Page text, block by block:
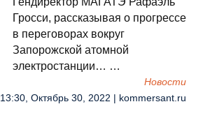
Гросси, рассказывая о прогрессе
в переговорах вокруг
Запорожской атомной
электростанции… …
Новости
13:30, Октябрь 30, 2022 | kommersant.ru